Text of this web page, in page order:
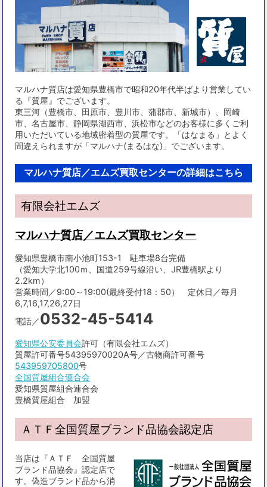
マルハナ質店は愛知県豊橋市で昭和20年代半ばより営業してい
る『質屋』でございます。
東三河（豊橋市、田原市、豊川市、蒲郡市、新城市）、岡崎
市、名古屋市、静岡県湖西市、浜松市などのお客様に多くご利
用いただいている地域密着型の質屋です。「はなまる」とよく
間違えられますが「マルハナ(まるはな)」でございます。
マルハナ質店／エムズ買取センターの詳細はこちら
有限会社エムズ
マルハナ質店／エムズ買取センター
愛知県豊橋市南小池町153-1 駐車場8台完備
（愛知大学北100ｍ、国道259号線沿い、JR豊橋駅より
2.2km）
営業時間／9:00～19:00(最終受付18：50） 定休日／毎月
6,7,16,17,26,27日
電話／0532-45-5414
愛知県公安委員会許可（有限会社エムズ）
質屋許可番号54395970020A号／古物商許可番号
543959705800号
全国質屋組合連合会
愛知県質屋組合連合会
豊橋質屋組合 加盟
ＡＴＦ全国質屋ブランド品協会認定店
当店は『ＡＴＦ 全国質屋
ブランド品協会』認定店で
す。偽造ブランド品から消